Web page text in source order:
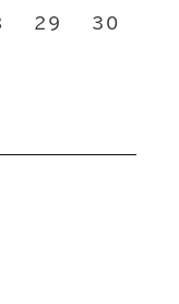
29 30